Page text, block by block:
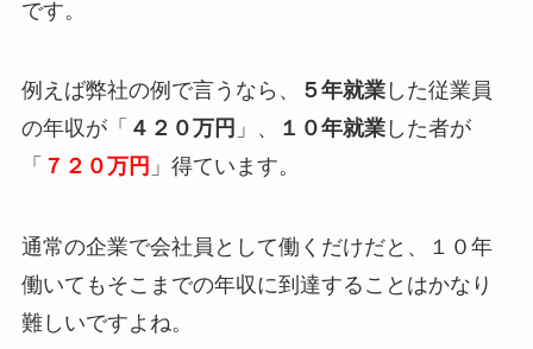
です。
例えば弊社の例で言うなら、 ５年就業した従業員
の年収が「 ４２０万円 」、 １０年就業した者が
「 ７２０万円 」得ています。
通常の企業で会社員として働くだけだと、１０年
働いてもそこまでの年収に到達することはかなり
難しいですよね。